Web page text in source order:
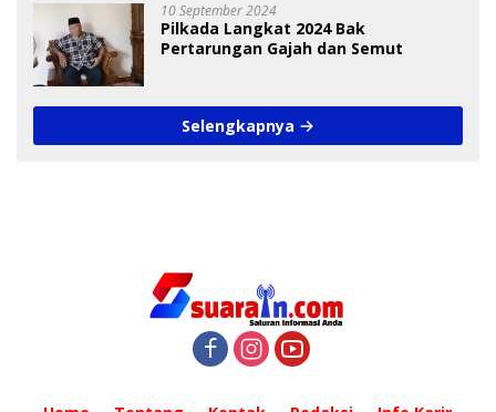
10 September 2024
Pilkada Langkat 2024 Bak
Pertarungan Gajah dan Semut
Selengkapnya